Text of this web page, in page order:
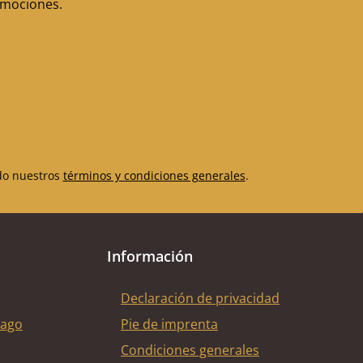
nuestros términos y condiciones generales.
Información
Declaración de privacidad
Pie de imprenta
Condiciones generales